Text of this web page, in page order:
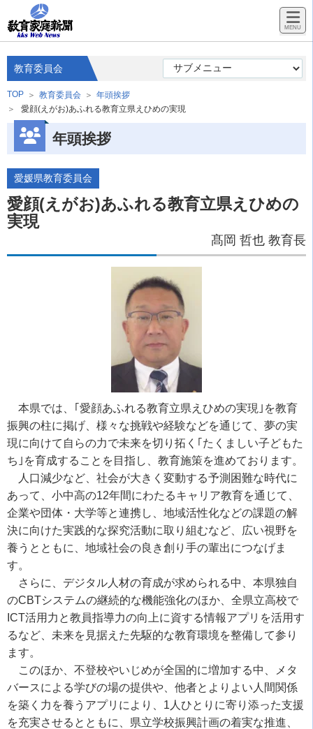
教育委員会
TOP 教育委員会
年頭挨拶
愛顔(えがお)あふれる教育立県えひめの実現
年頭挨拶
愛媛県教育委員会
愛顔(えがお)あふれる教育立県えひめの
実現
髙岡 哲也 教育長
本県では、｢愛顔あふれる教育立県えひめの実現｣を教育
振興の柱に掲げ、様々な挑戦や経験などを通じて、夢の実
現に向けて自らの力で未来を切り拓く｢たくましい子どもた
ち｣を育成することを目指し、教育施策を進めております。
人口減少など、社会が大きく変動する予測困難な時代に
あって、小中高の12年間にわたるキャリア教育を通じて、
企業や団体・大学等と連携し、地域活性化などの課題の解
決に向けた実践的な探究活動に取り組むなど、広い視野を
養うとともに、地域社会の良き創り手の輩出につなげま
す。
さらに、デジタル人材の育成が求められる中、本県独自
のCBTシステムの継続的な機能強化のほか、全県立高校で
ICT活用力と教員指導力の向上に資する情報アプリを活用す
るなど、未来を見据えた先駆的な教育環境を整備して参り
ます。
このほか、不登校やいじめが全国的に増加する中、メタ
バースによる学びの場の提供や、他者とよりよい人間関係
を築く力を養うアプリにより、1人ひとりに寄り添った支援
を充実させるとともに、県立学校振興計画の着実な推進、